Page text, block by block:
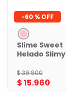
-60 %
Slime Sweet
Helado Slimy
$39.900
$15.960